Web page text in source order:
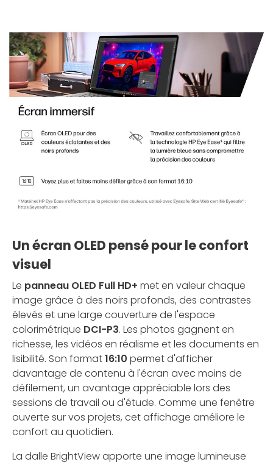
Un écran OLED pensé pour le confort
visuel
Le panneau OLED Full HD+ met en valeur chaque
image grâce à des noirs profonds, des contrastes
élevés et une large couverture de l'espace
colorimétrique DCI-P3. Les photos gagnent en
richesse, les vidéos en réalisme et les documents en
lisibilité. Son format16:10 permet d'afficher
davantage de contenu à l'écran avec moins de
défilement, un avantage appréciable lors des
sessions de travail ou d'étude. Comme une fenêtre
ouverte sur vos projets, cet affichage améliore le
confort au quotidien.
La dalle BrightView apporte une image lumineuse